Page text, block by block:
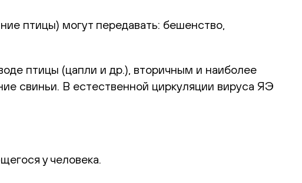
птицы) могут передавать: бешенство,
птицы (цапли и др.), вторичным и наиболее
свиньи. В естественной циркуляции вируса ЯЭ
у человека.